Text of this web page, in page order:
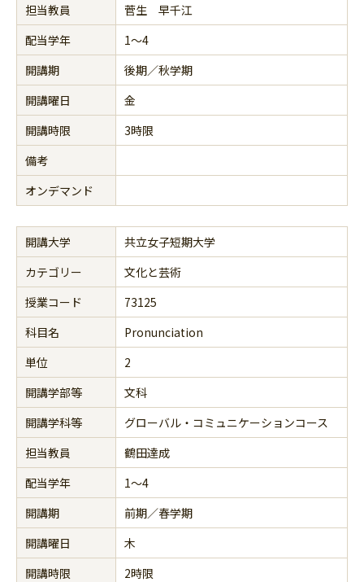
担当教員
菅生 早千江
配当学年
1～4
開講期
後期／秋学期
開講曜日
金
開講時限
3時限
備考
オンデマンド
開講大学
共立女子短期大学
カテゴリー
文化と芸術
授業コード
73125
科目名
Pronunciation
単位
2
開講学部等
文科
開講学科等
グローバル・コミュニケーションコース
担当教員
鶴田達成
配当学年
1～4
開講期
前期／春学期
開講曜日
木
開講時限
2時限